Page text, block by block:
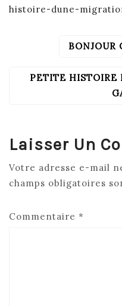
histoire-dune-
NAVIGATION
L’ARTICLE
BONJOUR
PETITE HISTOIRE
Laisser Un
Votre adresse e-mail
champs obligatoires
Commentaire *